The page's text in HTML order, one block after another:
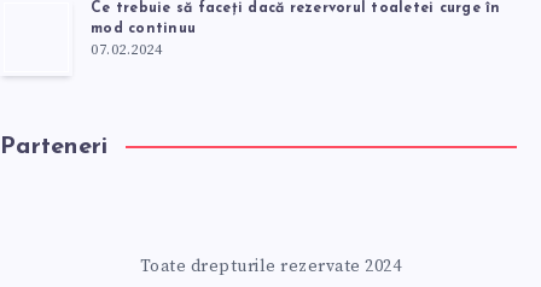
Ce trebuie să faceți dacă rezervorul toaletei curge în
mod continuu
07.02.2024
Parteneri
Toate drepturile rezervate 2024